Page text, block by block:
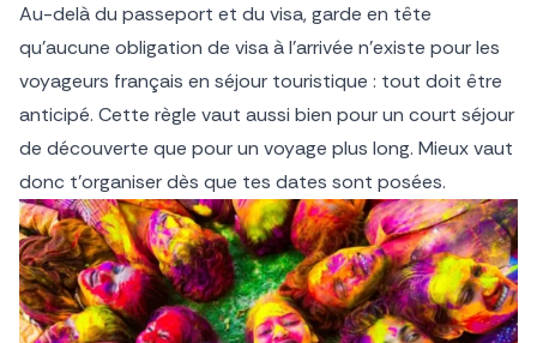
Au-delà du passeport et du visa, garde en tête
qu’aucune obligation de visa à l’arrivée n’existe pour les
voyageurs français en séjour touristique : tout doit être
anticipé. Cette règle vaut aussi bien pour un court séjour
de découverte que pour un voyage plus long. Mieux vaut
donc t’organiser dès que tes dates sont posées.